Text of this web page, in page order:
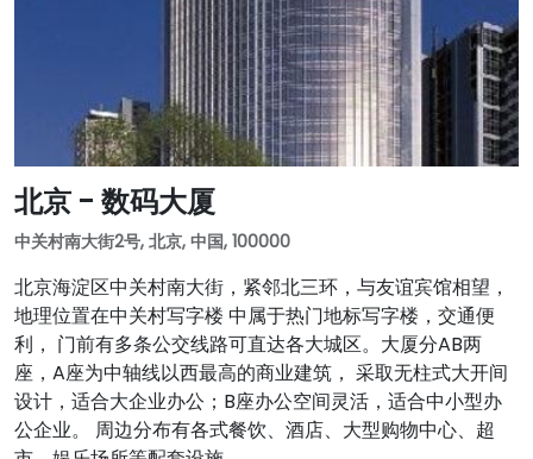
北京 - 数码大厦
中关村南大街2号, 北京, 中国, 100000
北京海淀区中关村南大街，紧邻北三环，与友谊宾馆相望，
地理位置在中关村写字楼 中属于热门地标写字楼，交通便
利， 门前有多条公交线路可直达各大城区。大厦分AB两
座，A座为中轴线以西最高的商业建筑， 采取无柱式大开间
设计，适合大企业办公；B座办公空间灵活，适合中小型办
公企业。 周边分布有各式餐饮、酒店、大型购物中心、超